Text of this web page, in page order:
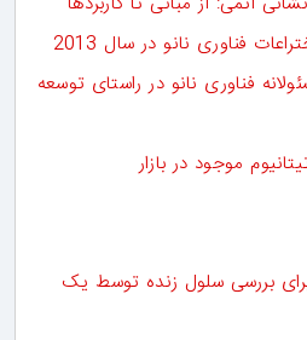
فناوری نانو در سال 2013
فناوری نانو در راستای توسعه
موجود در بازار
بررسی سلول زنده توسط یک